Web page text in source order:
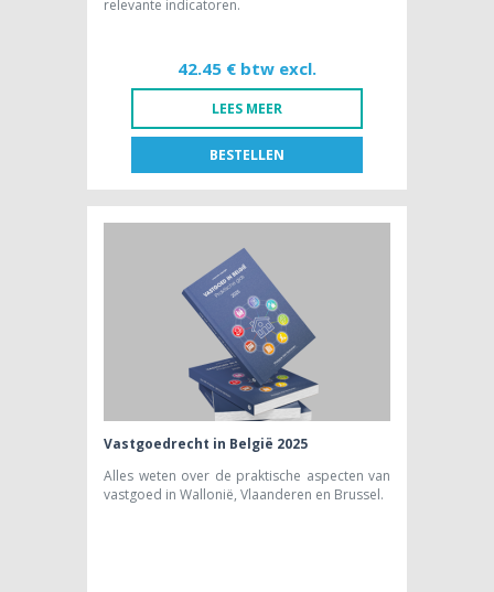
relevante indicatoren.
42.45 € btw excl.
LEES MEER
BESTELLEN
NL
Vastgoedrecht in België 2025
Alles weten over de praktische aspecten van
vastgoed in Wallonië, Vlaanderen en Brussel.